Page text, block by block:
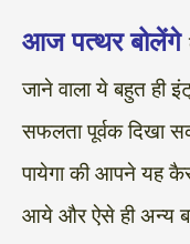
h
a
e
l
a
c
b
w
i
आज पत्थर बोलेंगे
जाने वाला ये बहुत ही
सफलता पूर्वक दिखा
पायेगा की आपने यह
आये और ऐसे ही अन्य